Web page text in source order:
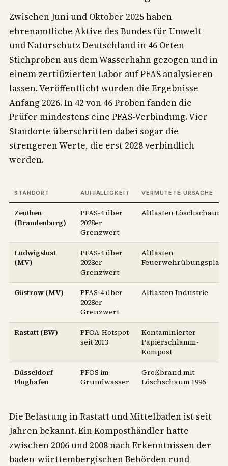
Zwischen Juni und Oktober 2025 haben
ehrenamtliche Aktive des Bundes für Umwelt
und Naturschutz Deutschland in 46 Orten
Stichproben aus dem Wasserhahn gezogen und in
einem zertifizierten Labor auf PFAS analysieren
lassen. Veröffentlicht wurden die Ergebnisse
Anfang 2026. In 42 von 46 Proben fanden die
Prüfer mindestens eine PFAS-Verbindung. Vier
Standorte überschritten dabei sogar die
strengeren Werte, die erst 2028 verbindlich
werden.
STANDORT AUFFÄLLIGKEIT VERMUTETE URSACHE
Zeuthen
(Brandenburg)
PFAS-4 über
2028er
Grenzwert
Altlasten Löschschaum
Ludwigslust
(MV)
PFAS-4 über
2028er
Grenzwert
Altlasten
Feuerwehrübungsplatz
Güstrow (MV)
PFAS-4 über
2028er
Grenzwert
Altlasten Industrie
Rastatt (BW)
PFOA-Hotspot
seit 2013
Kontaminierter
Papierschlamm-
Kompost
Düsseldorf
Flughafen
PFOS im
Grundwasser
Großbrand mit
Löschschaum 1996
Die Belastung in Rastatt und Mittelbaden ist seit
Jahren bekannt. Ein Komposthändler hatte
zwischen 2006 und 2008 nach Erkenntnissen der
baden-württembergischen Behörden rund